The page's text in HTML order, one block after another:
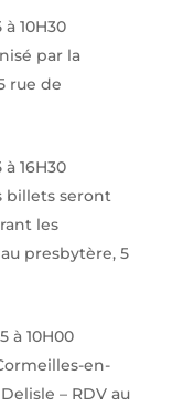
10H30
par la
rue de
16H30
billets seront
les
presbytère, 5
à 10H00
en-
– RDV au